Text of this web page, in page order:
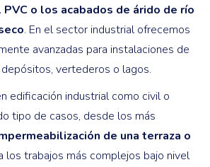
o los acabados de árido de río
. En el sector industrial ofrecemos
avanzadas para instalaciones de
vertederos o lagos.
edificación industrial como civil o
tipo de casos, desde los más
de una terraza o
los trabajos más complejos bajo nivel